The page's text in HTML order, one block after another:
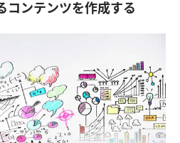
コンテンツを作成する